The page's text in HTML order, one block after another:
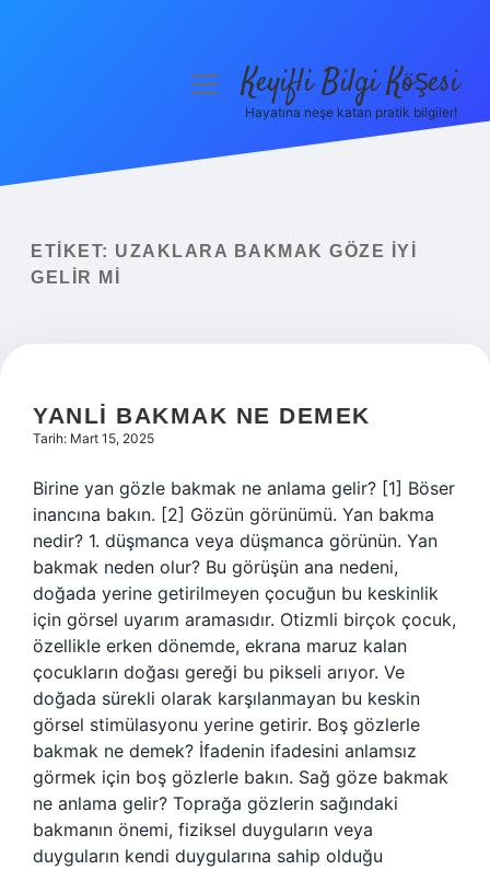
Yasal Uyarı
menüyüKeyifli Bilgi Köşesi
Hayatına neşe katan pratik bilgiler!
ETIKET: UZAKLARA BAKMAK GÖZE IYI
GELIR MI
YANLI BAKMAK NE DEMEK
Tarih: Mart 15, 2025
Birine yan gözle bakmak ne anlama gelir? [1] Böser
inancına bakın. [2] Gözün görünümü. Yan bakma
nedir? 1. düşmanca veya düşmanca görünün. Yan
bakmak neden olur? Bu görüşün ana nedeni,
doğada yerine getirilmeyen çocuğun bu keskinlik
için görsel uyarım aramasıdır. Otizmli birçok çocuk,
özellikle erken dönemde, ekrana maruz kalan
çocukların doğası gereği bu pikseli arıyor. Ve
doğada sürekli olarak karşılanmayan bu keskin
görsel stimülasyonu yerine getirir. Boş gözlerle
bakmak ne demek? İfadenin ifadesini anlamsız
görmek için boş gözlerle bakın. Sağ göze bakmak
ne anlama gelir? Toprağa gözlerin sağındaki
bakmanın önemi, fiziksel duyguların veya
duyguların kendi duygularına sahip olduğu